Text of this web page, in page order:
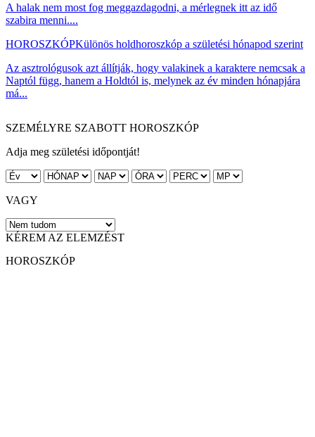
A halak nem most fog meggazdagodni, a mérlegnek itt az idő
szabira menni....
HOROSZKÓPKülönös holdhoroszkóp a születési hónapod szerint
Az asztrológusok azt állítják, hogy valakinek a karaktere nemcsak a
Naptól függ, hanem a Holdtól is, melynek az év minden hónapjára
má...
SZEMÉLYRE SZABOTT HOROSZKÓP
Adja meg születési időpontját!
VAGY
KÉREM AZ ELEMZÉST
HOROSZKÓP